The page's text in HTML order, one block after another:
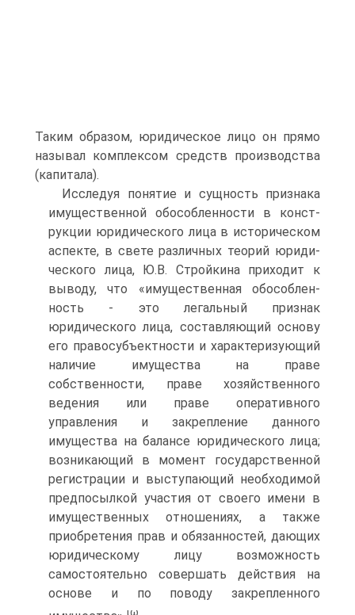
Таким об­разом, юридическое лицо он прямо
называл комплексом средств производства
(капи­тала).
Исследуя понятие и сущность признака
имущественной обособленности в конст­
рукции юридического лица в историческом
аспекте, в свете различных теорий юриди­
ческого лица, Ю.В. Стройкина приходит к
выводу, что «имущественная обособлен­
ность - это легальный признак
юридического лица, составляющий основу
его право­субъектности и характеризующий
наличие имущества на праве
собственности, праве хозяйственного
ведения или праве оперативного
управления и закрепление данного
имущества на балансе юридического лица;
возникающий в момент государственной
регистрации и выступающий необходимой
предпосылкой участия от своего имени в
имущественных отношениях, а также
приобретения прав и обязанностей, дающих
юридическому лицу возможность
самостоятельно совершать действия на
основе и по поводу закрепленного
ιω